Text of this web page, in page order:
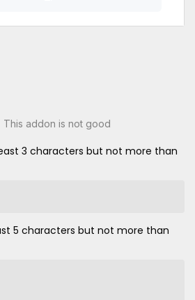
This addon is not good
3 characters but not more than
5 characters but not more than